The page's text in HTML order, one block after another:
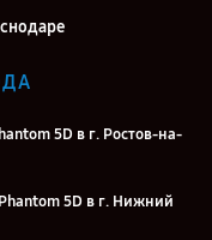
5D в г. Ростов-на-
5D в г. Нижний